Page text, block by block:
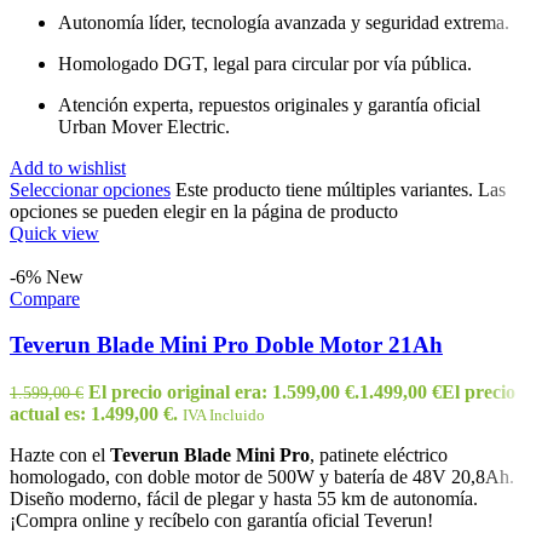
Autonomía líder, tecnología avanzada y seguridad extrema.
Homologado DGT, legal para circular por vía pública.
Atención experta, repuestos originales y garantía oficial
Urban Mover Electric.
Add to wishlist
Seleccionar opciones Este producto tiene múltiples variantes. Las
opciones se pueden elegir en la página de producto
Quick view
-6% New
Compare
Teverun Blade Mini Pro Doble Motor 21Ah
1.599,00€ El precio original era: 1.599,00 €.1.499,00 €El precio
actual es: 1.499,00 €. IVA Incluido
Hazte con el Teverun Blade Mini Pro, patinete eléctrico
homologado, con doble motor de 500W y batería de 48V 20,8Ah.
Diseño moderno, fácil de plegar y hasta 55 km de autonomía.
¡Compra online y recíbelo con garantía oficial Teverun!